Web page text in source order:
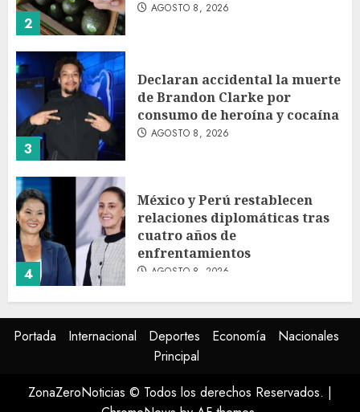
2
AGOSTO 8, 2026
3
Declaran accidental la muerte
de Brandon Clarke por
consumo de heroína y cocaína
AGOSTO 8, 2026
4
México y Perú restablecen
relaciones diplomáticas tras
cuatro años de
enfrentamientos
AGOSTO 8, 2026
5
Avances en reproducción
asistida saturan marco legal
mexicano, señala experto
AGOSTO 8, 2026
Portada Internacional Deportes Economía
Nacionales
Principal
ZonaZeroNoticias © Todos los derechos Reservados. |